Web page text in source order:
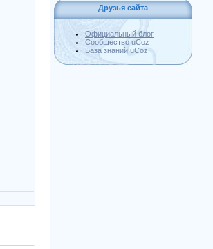
Друзья сайта
Официальный блог
Сообщество uCoz
База знаний uCoz